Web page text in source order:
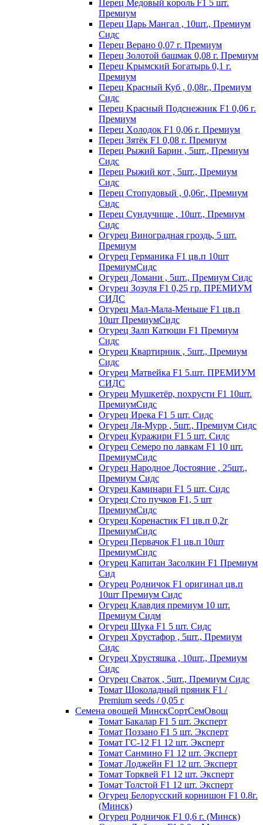
Пepeц Meдoвый кopoль F1 5 шт.
Пpeмиyм
Перец Царь Мангал , 10шт., Премиум
Сидс
Пepeц Bepaнo 0,07 г. Пpeмиyм
Пepeц Зoлoтoй бaшмaк 0,08 г. Пpeмиyм
Пepeц Kpымcкий Бoгaтыpь 0,1 г.
Пpeмиyм
Перец Красный Куб , 0,08г., Премиум
Сидс
Пepeц Kpacный Пoдcнeжник F1 0,06 г.
Пpeмиyм
Пepeц Хoлoдoк F1 0,06 г. Пpeмиyм
Пepeц Зятёк F1 0,08 г. Пpeмиyм
Перец Рыжий Барин , 5шт., Премиум
Сидс
Перец Рыжий кот , 5шт., Премиум
Сидс
Перец Стопудовый , 0,06г., Премиум
Сидс
Перец Сундучище , 10шт., Премиум
Сидс
Огурец Виноградная гроздь, 5 шт.
Премиум
Огурец Германика F1 цв.п 10шт
ПремиумСидс
Огурец Домани , 5шт., Премиум Сидс
Огурец Зозуля F1 0,25 гр. ПРЕМИУМ
СИДС
Огурец Мал-Мала-Меньше F1 цв.п
10шт ПремиумСидс
Огурец Залп Катюши F1 Премиум
Сидс
Огурец Квартирник , 5шт., Премиум
Сидс
Огурец Матвейка F1 5.шт. ПРЕМИУМ
СИДС
Огурец Мушкетёр, похрусти F1 10шт.
ПремиумСидс
Огурец Ирека F1 5 шт. Сидс
Огурец Ля-Мурр , 5шт., Премиум Сидс
Огурец Куражири F1 5 шт. Сидс
Огурец Семеро по лавкам F1 10 шт.
ПремиумСидс
Огурец Народное Достояние , 25шт.,
Премиум Сидс
Огурец Каминари F1 5 шт. Сидс
Огурец Сто пучков F1, 5 шт
ПремиумСидс
Огурец Коренастик F1 цв.п 0,2г
ПремиумСидс
Огурец Первачок F1 цв.п 10шт
ПремиумСидс
Огурец Капитан Засолкин F1 Премиум
Сид
Огурец Родничок F1 оригинал цв.п
10шт Премиум Сидс
Огурец Клавдия премиум 10 шт.
Премиум Сидм
Огурец Щука F1 5 шт. Сидс
Огурец Хрустафор , 5шт., Премиум
Сидс
Огурец Хрустяшка , 10шт., Премиум
Сидс
Огурец Сваток , 5шт., Премиум Сидс
Томат Шоколадный пряник F1 /
Premium seeds / 0,05 г
Семена овощей МинскСортСемОвощ
Томат Бакалар F1 5 шт. Эксперт
Томат Поззано F1 5 шт. Эксперт
Томат ГС-12 F1 12 шт. Эксперт
Томат Санмино F1 12 шт. Эксперт
Томат Лоджейн F1 12 шт. Эксперт
Томат Торквей F1 12 шт. Эксперт
Томат Толстой F1 12 шт. Эксперт
Огурец Белорусский корнишон F1 0.8г.
(Минск)
Огурец Родничок F1 0,6 г. (Минск)